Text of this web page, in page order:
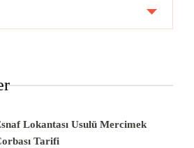
Lokantası Usulü Mercimek
Tarifi